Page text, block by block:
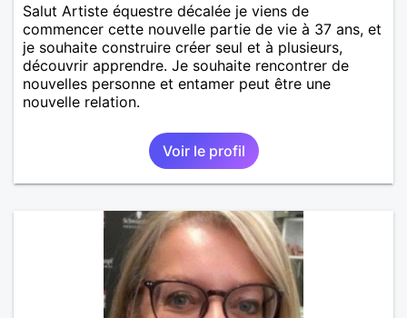
Salut Artiste équestre décalée je viens de
commencer cette nouvelle partie de vie à 37 ans, et
je souhaite construire créer seul et à plusieurs,
découvrir apprendre. Je souhaite rencontrer de
nouvelles personne et entamer peut être une
nouvelle relation.
Voir le profil